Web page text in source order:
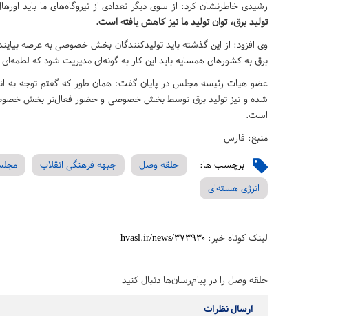
رشیدی خاطرنشان کرد: از سوی دیگر تعدادی از نیروگاه‌های ما باید
تولید برق، توان تولید ما نیز کاهش یافته است.
وی افزود: از این گذشته باید تولیدکنندگان بخش خصوصی به عرصه
برق به کشورهای همسایه باید این کار به گونه‌ای مدیریت شود که لطمه‌ای
عضو هیات رئیسه مجلس در پایان گفت: همان طور که گفتم توجه به
شده و نیز تولید برق توسط بخش خصوصی و حضور فعال‌تر بخش خصوصی
است.
منبع: فارس
برچسب ها: حلقه وصل جبهه فرهنگی انقلاب
انرژی هسته‌ای
لینک کوتاه خبر: hvasl.ir/news/373930
حلقه وصل را در پیام‌رسان‌ها دنبال کنید
ارسال نظرات